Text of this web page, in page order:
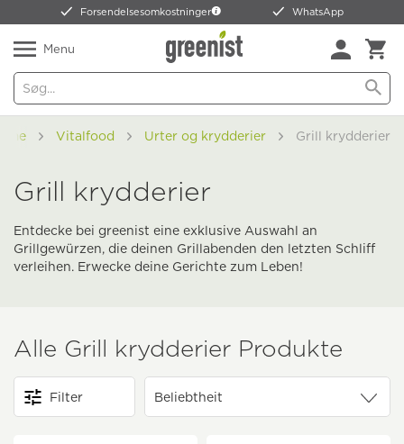
Forsendelsesomkostninger WhatsApp
Menu
Vitalfood Urter og krydderier Grill krydderier
Grill krydderier
Entdecke bei greenist eine exklusive Auswahl an
Grillgewürzen, die deinen Grillabenden den letzten Schliff
verleihen. Erwecke deine Gerichte zum Leben!
Alle Grill krydderier Produkte
Filter